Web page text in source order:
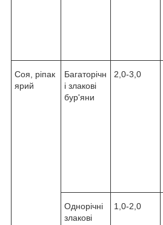
Соя, ріпак
ярий
Багаторічн
і злакові
бур'яни
2,0-3,0
Однорічні
злакові
1,0-2,0